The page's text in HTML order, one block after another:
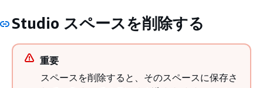
Studio スペースを削除する
重要
スペースを削除すると、そのスペースに保存さ